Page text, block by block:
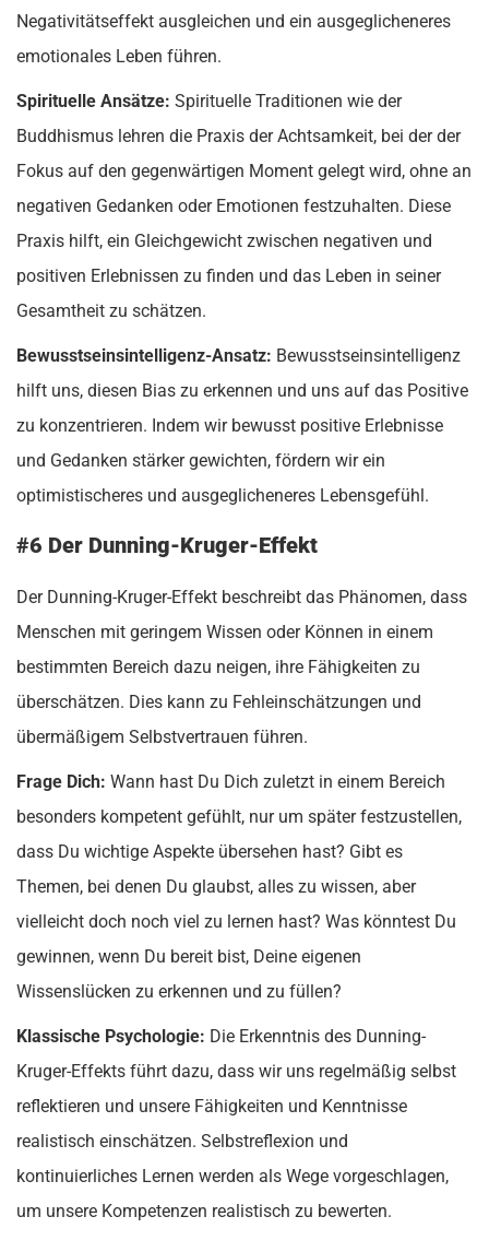
Negativitätseffekt ausgleichen und ein ausgeglicheneres
emotionales Leben führen.
Spirituelle Ansätze: Spirituelle Traditionen wie der
Buddhismus lehren die Praxis der Achtsamkeit, bei der der
Fokus auf den gegenwärtigen Moment gelegt wird, ohne an
negativen Gedanken oder Emotionen festzuhalten. Diese
Praxis hilft, ein Gleichgewicht zwischen negativen und
positiven Erlebnissen zu finden und das Leben in seiner
Gesamtheit zu schätzen.
Bewusstseinsintelligenz-Ansatz: Bewusstseinsintelligenz
hilft uns, diesen Bias zu erkennen und uns auf das Positive
zu konzentrieren. Indem wir bewusst positive Erlebnisse
und Gedanken stärker gewichten, fördern wir ein
optimistischeres und ausgeglicheneres Lebensgefühl.
#6 Der Dunning-Kruger-Effekt
Der Dunning-Kruger-Effekt beschreibt das Phänomen, dass
Menschen mit geringem Wissen oder Können in einem
bestimmten Bereich dazu neigen, ihre Fähigkeiten zu
überschätzen. Dies kann zu Fehleinschätzungen und
übermäßigem Selbstvertrauen führen.
Frage Dich: Wann hast Du Dich zuletzt in einem Bereich
besonders kompetent gefühlt, nur um später festzustellen,
dass Du wichtige Aspekte übersehen hast? Gibt es
Themen, bei denen Du glaubst, alles zu wissen, aber
vielleicht doch noch viel zu lernen hast? Was könntest Du
gewinnen, wenn Du bereit bist, Deine eigenen
Wissenslücken zu erkennen und zu füllen?
Klassische Psychologie: Die Erkenntnis des Dunning-
Kruger-Effekts führt dazu, dass wir uns regelmäßig selbst
reflektieren und unsere Fähigkeiten und Kenntnisse
realistisch einschätzen. Selbstreflexion und
kontinuierliches Lernen werden als Wege vorgeschlagen,
um unsere Kompetenzen realistisch zu bewerten.